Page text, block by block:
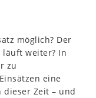
möglich? Der
läuft weiter? In
zu
eine
dieser Zeit – und